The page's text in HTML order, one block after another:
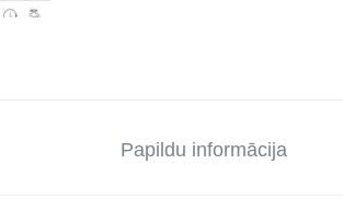
Papildu informācija